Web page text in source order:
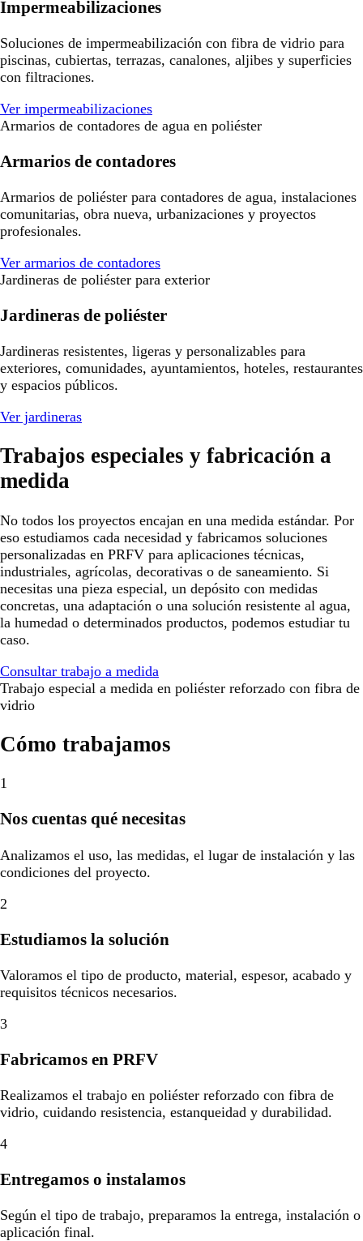
Impermeabilizaciones
Soluciones de impermeabilización con fibra de vidrio para
piscinas, cubiertas, terrazas, canalones, aljibes y superficies
con filtraciones.
Ver impermeabilizaciones
Armarios de contadores de agua en poliéster
Armarios de contadores
Armarios de poliéster para contadores de agua, instalaciones
comunitarias, obra nueva, urbanizaciones y proyectos
profesionales.
Ver armarios de contadores
Jardineras de poliéster para exterior
Jardineras de poliéster
Jardineras resistentes, ligeras y personalizables para
exteriores, comunidades, ayuntamientos, hoteles, restaurantes
y espacios públicos.
Ver jardineras
Trabajos especiales y fabricación a
medida
No todos los proyectos encajan en una medida estándar. Por
eso estudiamos cada necesidad y fabricamos soluciones
personalizadas en PRFV para aplicaciones técnicas,
industriales, agrícolas, decorativas o de saneamiento. Si
necesitas una pieza especial, un depósito con medidas
concretas, una adaptación o una solución resistente al agua,
la humedad o determinados productos, podemos estudiar tu
caso.
Consultar trabajo a medida
Trabajo especial a medida en poliéster reforzado con fibra de
vidrio
Cómo trabajamos
1
Nos cuentas qué necesitas
Analizamos el uso, las medidas, el lugar de instalación y las
condiciones del proyecto.
2
Estudiamos la solución
Valoramos el tipo de producto, material, espesor, acabado y
requisitos técnicos necesarios.
3
Fabricamos en PRFV
Realizamos el trabajo en poliéster reforzado con fibra de
vidrio, cuidando resistencia, estanqueidad y durabilidad.
4
Entregamos o instalamos
Según el tipo de trabajo, preparamos la entrega, instalación o
aplicación final.